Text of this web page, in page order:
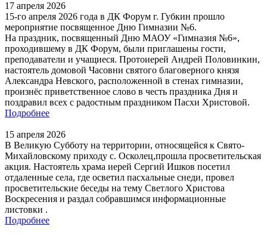
17 апреля 2026
15-го апреля 2026 года в ДК Форум г. Губкин прошло
мероприятие посвященное Дню Гимназии №6.
На праздник, посвященный Дню МАОУ «Гимназия №6»,
проходившему в ДК Форум, были приглашены гости,
преподаватели и учащиеся. Протоиерей Андрей Половинкин,
настоятель домовой Часовни святого благоверного князя
Александра Невского, расположенной в стенах гимназии,
произнёс приветственное слово в честь праздника Дня и
поздравил всех с радостным праздником Пасхи Христовой.
Подробнее
15 апреля 2026
В Великую Субботу на территории, относящейся к Свято-
Михайловскому приходу с. Осколец,прошла просветительская
акция. Настоятель храма иерей Сергий Ишков посетил
отдаленные села, где осветил пасхальные снеди, провел
просветительские беседы на тему Светлого Христова
Воскресения и раздал собравшимся информационные
листовки .
Подробнее